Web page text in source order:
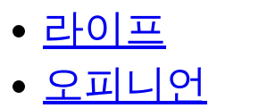
라이프
오피니언